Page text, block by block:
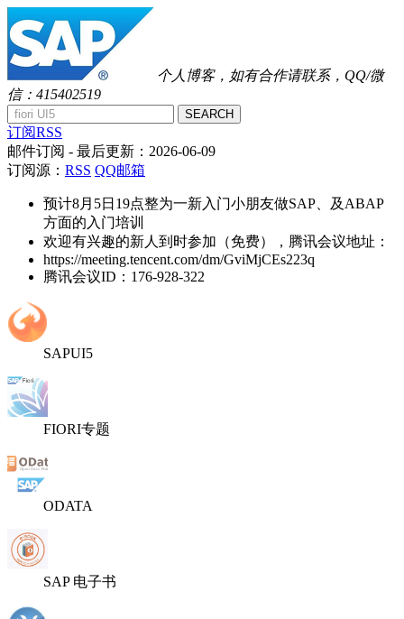
个人博客，如有合作请联系，QQ/微
信：415402519
SEARCH
订阅RSS
邮件订阅 - 最后更新： 2026-06-09
订阅源： RSS QQ邮箱
预计8月5日19点整为一新入门小朋友做SAP、及ABAP
方面的入门培训
欢迎有兴趣的新人到时参加（免费），腾讯会议地址：
https://meeting.tencent.com/dm/GviMjCEs223q
腾讯会议ID：176-928-322
SAPUI5
FIORI专题
ODATA
SAP 电子书